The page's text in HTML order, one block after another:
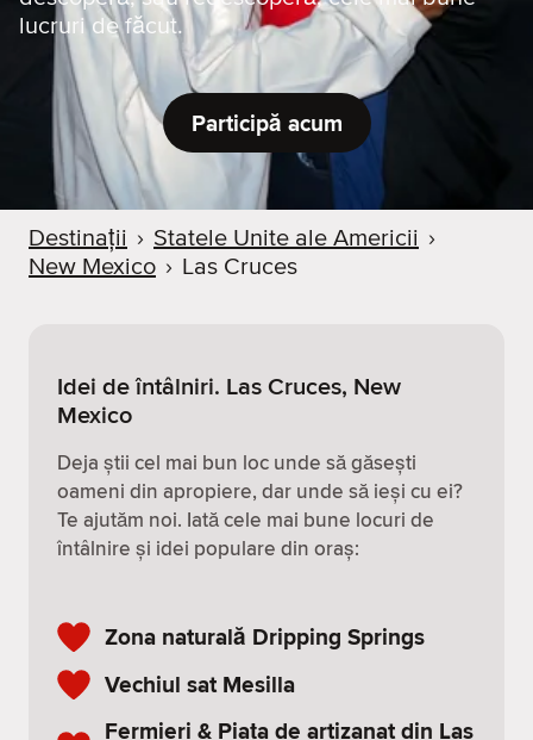
lucruri de făcut.
Participă acum
Destinații › Statele Unite ale Americii ›
New Mexico › Las Cruces
Idei de întâlniri. Las Cruces, New
Mexico
Deja știi cel mai bun loc unde să găsești
oameni din apropiere, dar unde să ieși cu ei?
Te ajutăm noi. Iată cele mai bune locuri de
întâlnire și idei populare din oraș:
Zona naturală Dripping Springs
Vechiul sat Mesilla
Fermieri & Piața de artizanat din Las